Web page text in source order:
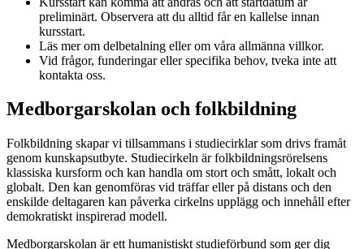
preliminärt. Observera att du alltid får en kallelse innan
kursstart.
Läs mer om delbetalning eller om våra allmänna villkor.
Vid frågor, funderingar eller specifika behov, tveka inte att
kontakta oss.
Medborgarskolan och folkbildning
Folkbildning skapar vi tillsammans i studiecirklar som drivs framåt
genom kunskapsutbyte. Studiecirkeln är folkbildningsrörelsens
klassiska kursform och kan handla om stort och smått, lokalt och
globalt. Den kan genomföras vid träffar eller på distans och den
enskilde deltagaren kan påverka cirkelns upplägg och innehåll efter
demokratiskt inspirerad modell.
Medborgarskolan är ett humanistiskt studieförbund som ger dig